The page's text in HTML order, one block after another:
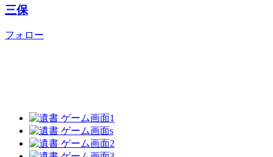
三保
フォロー